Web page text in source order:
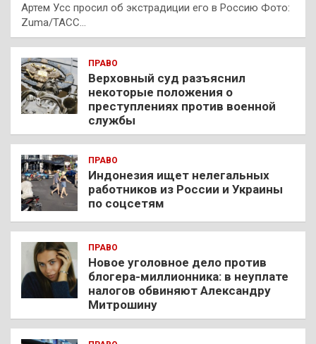
Артем Усс просил об экстрадиции его в Россию Фото:
Zuma/ТАСС…
ПРАВО
Верховный суд разъяснил
некоторые положения о
преступлениях против военной
службы
ПРАВО
Индонезия ищет нелегальных
работников из России и Украины
по соцсетям
ПРАВО
Новое уголовное дело против
блогера-миллионника: в неуплате
налогов обвиняют Александру
Митрошину